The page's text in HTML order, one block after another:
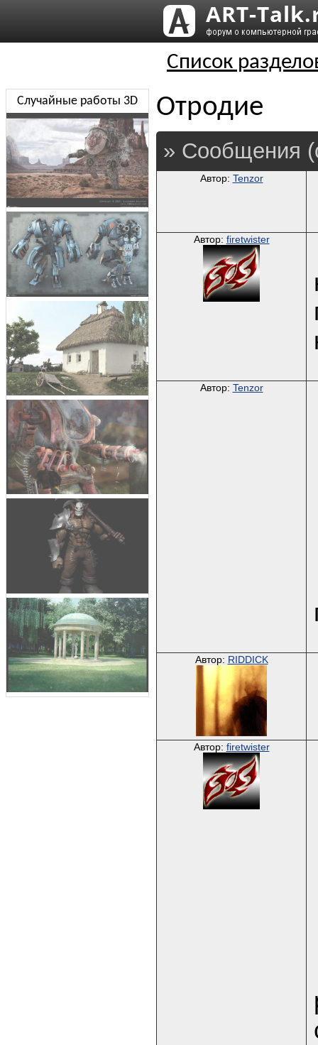
Список
Отродие
» Сообщения
Автор: Tenzor
Автор: firetwister
Автор: Tenzor
Автор: RIDDICK
Автор: firetwister
Случайные работы 3D